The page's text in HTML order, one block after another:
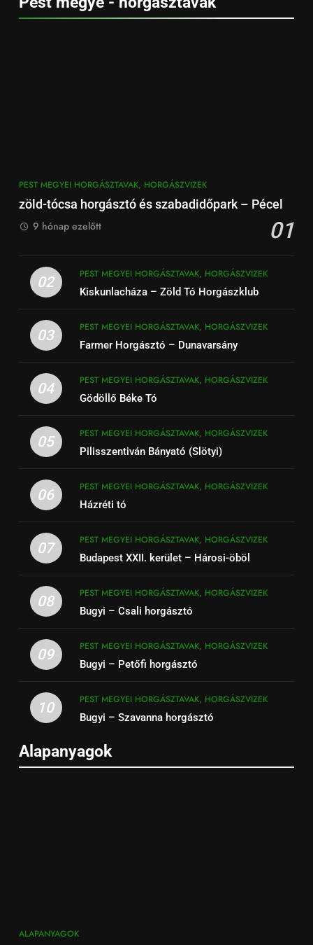
PEST MEGYEI HORGÁSZTAVAK, HORGÁSZVIZEK
zöld-tócsa horgásztó és szabadidőpark – Pécel
01
9 hónap ezelőtt
02
PEST MEGYEI HORGÁSZTAVAK, HORGÁSZVIZEK
Kiskunlacháza – Zöld Tó Horgászklub
03
PEST MEGYEI HORGÁSZTAVAK, HORGÁSZVIZEK
Farmer Horgásztó – Dunavarsány
04
PEST MEGYEI HORGÁSZTAVAK, HORGÁSZVIZEK
Gödöllő Béke Tó
05
PEST MEGYEI HORGÁSZTAVAK, HORGÁSZVIZEK
Pilisszentiván Bányató (Slötyi)
06
PEST MEGYEI HORGÁSZTAVAK, HORGÁSZVIZEK
Házréti tó
07
PEST MEGYEI HORGÁSZTAVAK, HORGÁSZVIZEK
Budapest XXII. kerület – Hárosi-öböl
08
PEST MEGYEI HORGÁSZTAVAK, HORGÁSZVIZEK
Bugyi – Csali horgásztó
09
PEST MEGYEI HORGÁSZTAVAK, HORGÁSZVIZEK
Bugyi – Petőfi horgásztó
10
PEST MEGYEI HORGÁSZTAVAK, HORGÁSZVIZEK
Bugyi – Szavanna horgásztó
Alapanyagok
ALAPANYAGOK